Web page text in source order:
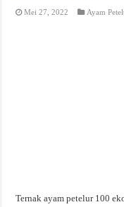
Mei 27, 2022 Ayam
Ternak ayam petelur 100